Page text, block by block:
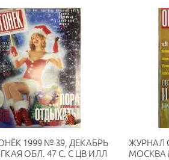
1999 № 39, ДЕКАБРЬ
ОБЛ. 47 С. С ЦВ ИЛЛ
ЖУРНАЛ
МОСКВА